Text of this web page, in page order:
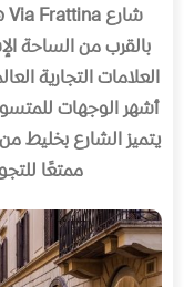
شارع
بالقرب من الساحة
العلامات التجاریة
أشھر الوجھات
یتمیز الشارع بخلیط
ممتعًا